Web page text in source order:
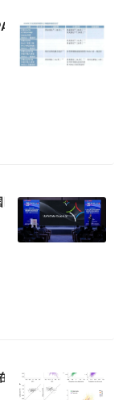
和ex20ins突变需
医院院长年会
20毫秒内切换识别模式